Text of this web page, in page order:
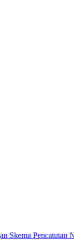
Skema Pencatutan